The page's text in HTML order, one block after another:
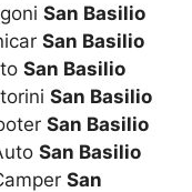
San Basilio
San Basilio
San Basilio
San Basilio
San Basilio
San Basilio
San